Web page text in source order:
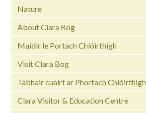
Nature
About Clara Bog
Maidir le Portach Chlóirthigh
Visit Clara Bog
Tabhair cuairt ar Phortach Chlóirthigh
Clara Visitor & Education Centre